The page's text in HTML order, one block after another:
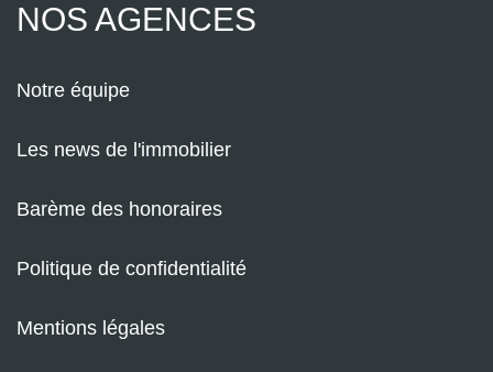
NOS AGENCES
Notre équipe
Les news de l'immobilier
Barème des honoraires
Politique de confidentialité
Mentions légales